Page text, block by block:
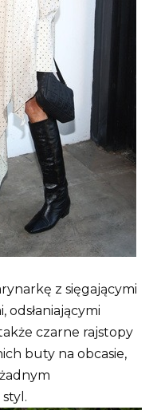
z sięgającymi
odsłaniającymi
czarne rajstopy
buty na obcasie,